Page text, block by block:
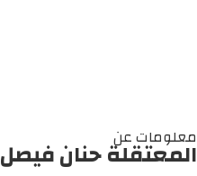
معلومات عن
المعتقلة حنان فيصل